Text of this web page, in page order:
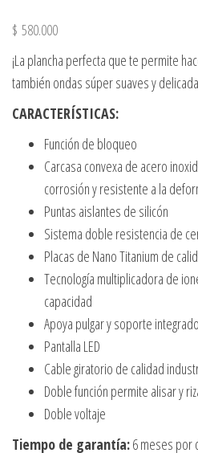
$ 580.000
¡La plancha perfecta que te permite
también ondas súper suaves y
CARACTERÍSTICAS:
Función de bloqueo
Carcasa convexa de acero
corrosión y resistente a la
Puntas aislantes de silicón
Sistema doble resistencia de
Placas de Nano Titanium de
Tecnología multiplicadora de
capacidad
Apoya pulgar y soporte integrado
Pantalla LED
Cable giratorio de calidad
Doble función permite alisar y
Doble voltaje
Tiempo de garantía:6 meses por